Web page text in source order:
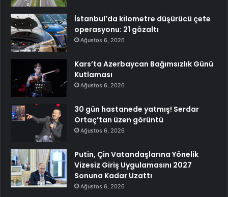
İstanbul’da kilometre düşürücü çete
operasyonu: 21 gözaltı
Ağustos 6, 2026
Kars’ta Azerbaycan Bağımsızlık Günü
Kutlaması
Ağustos 6, 2026
30 gün hastanede yatmış! Serdar
Ortaç’tan üzen görüntü
Ağustos 6, 2026
Putin, Çin Vatandaşlarına Yönelik
Vizesiz Giriş Uygulamasını 2027
Sonuna Kadar Uzattı
Ağustos 6, 2026